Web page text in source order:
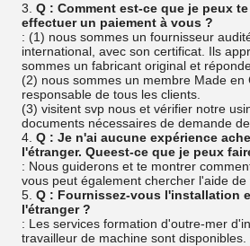
3. Q : Comment est-ce que je peux
effectuer un paiement à vous ?
: (1) nous sommes un fournisseur
international, avec son certificat. Ils
sommes un fabricant original et
(2) nous sommes un membre Made en
responsable de tous les clients.
(3) visitent svp nous et vérifier notre
documents nécessaires de demande de
4. Q : Je n'ai aucune expérience
l'étranger. Queest-ce que je peux
: Nous guiderons et te montrer
vous peut également chercher l'aide de
5. Q : Fournissez-vous l'installation
l'étranger ?
: Les services formation d'outre-mer
travailleur de machine sont disponibles.